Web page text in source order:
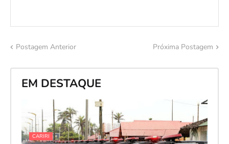
Postagem Anterior Próxima Postagem
EM DESTAQUE
CARIRI